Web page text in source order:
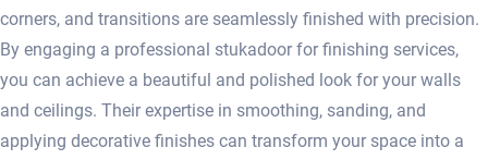
corners, and transitions are seamlessly finished with precision.​
By engaging a professional stukadoor for finishing services,
you can achieve a beautiful and polished look for your walls
and ceilings.​ Their expertise in smoothing, sanding, and
applying decorative finishes can transform your space into a